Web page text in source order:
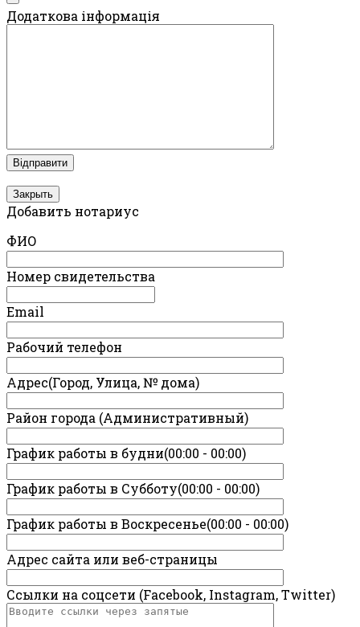
Додаткова інформація
Закрыть
Добавить нотариус
ФИО
Номер свидетельства
Email
Рабочий телефон
Адрес(Город, Улица, № дома)
Район города (Административный)
График работы в будни(00:00 - 00:00)
График работы в Субботу(00:00 - 00:00)
График работы в Воскресенье(00:00 - 00:00)
Адрес сайта или веб-страницы
Ссылки на соцсети (Facebook, Instagram, Twitter)